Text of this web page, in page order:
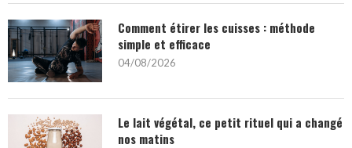
Comment étirer les cuisses : méthode
simple et efficace
04/08/2026
Le lait végétal, ce petit rituel qui a changé
nos matins